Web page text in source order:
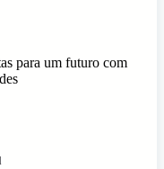
para um futuro com